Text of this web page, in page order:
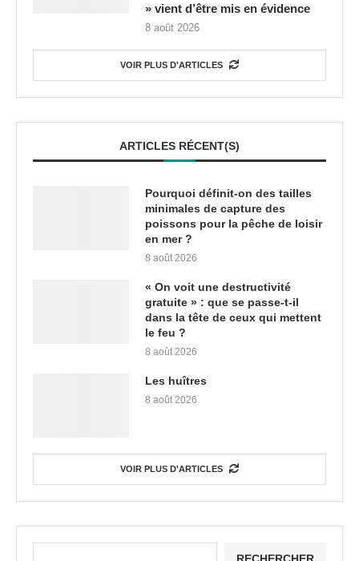
» vient d’être mis en évidence
8 août 2026
VOIR PLUS D'ARTICLES
ARTICLES RÉCENT(S)
Pourquoi définit-on des tailles
minimales de capture des
poissons pour la pêche de loisir
en mer ?
8 août 2026
« On voit une destructivité
gratuite » : que se passe-t-il
dans la tête de ceux qui mettent
le feu ?
8 août 2026
Les huîtres
8 août 2026
VOIR PLUS D'ARTICLES